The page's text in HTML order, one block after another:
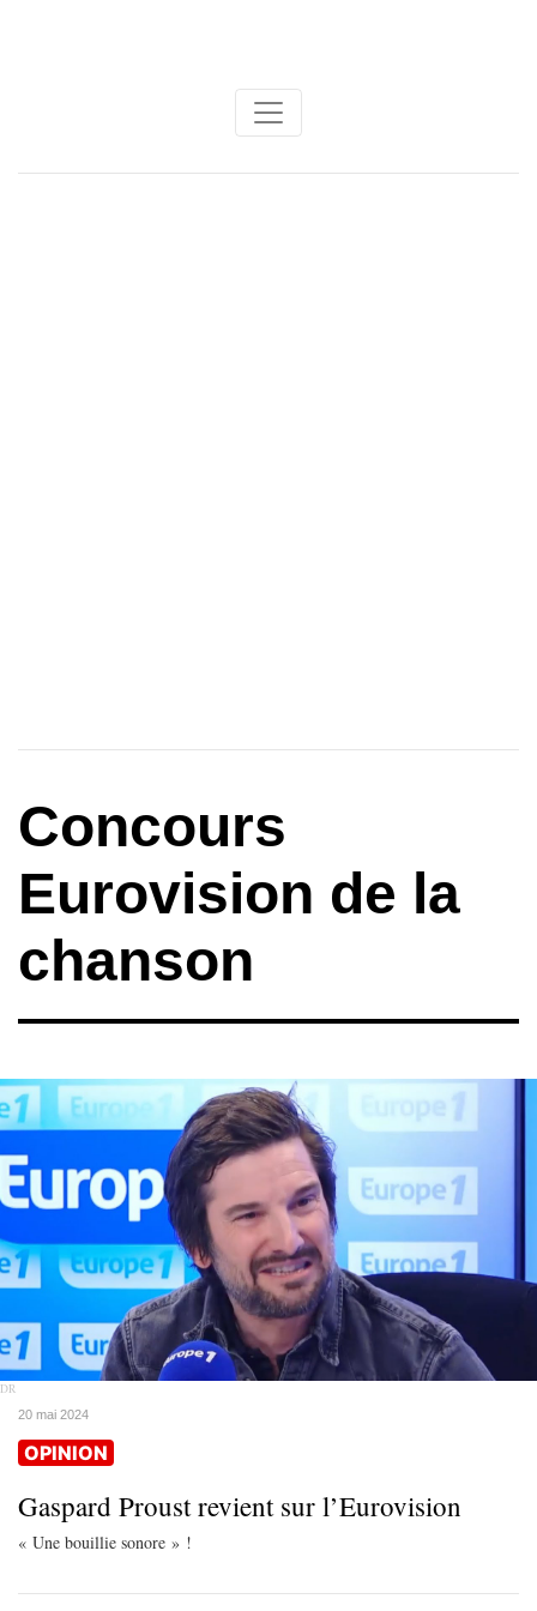
Concours
Eurovision de la
chanson
DR
20 mai 2024
OPINION
Gaspard Proust revient sur l’Eurovision
« Une bouillie sonore » !